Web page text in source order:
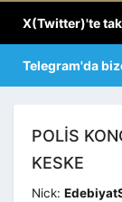
X(Twitter)'te
Telegram'da
POLIS
KESKE
Nick: